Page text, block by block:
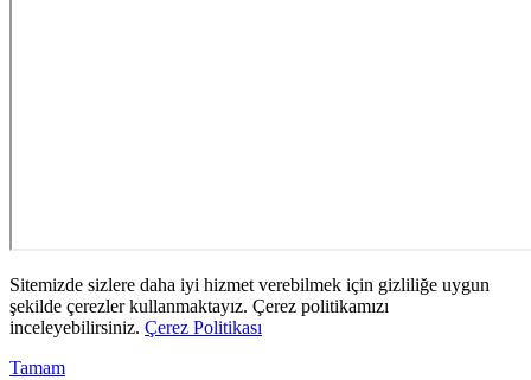
Sitemizde sizlere daha iyi hizmet verebilmek için gizliliğe uygun
şekilde çerezler kullanmaktayız. Çerez politikamızı
inceleyebilirsiniz. Çerez Politikası
Tamam